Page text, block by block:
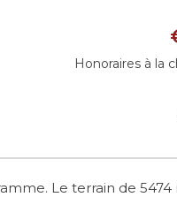
Honoraires à la
Le terrain de 5474